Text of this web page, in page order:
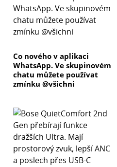
Co nového v aplikaci
WhatsApp. Ve skupinovém
chatu můžete používat
zmínku @všichni